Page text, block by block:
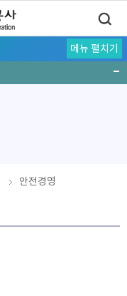
메뉴 펼치기
안전경영